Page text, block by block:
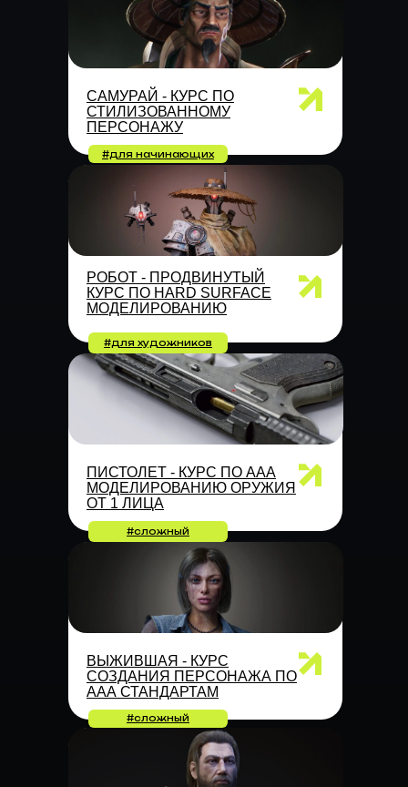
САМУРАЙ - КУРС ПО
СТИЛИЗОВАННОМУ
ПЕРСОНАЖУ
#для начинающих
РОБОТ - ПРОДВИНУТЫЙ
КУРС ПО HARD SURFACE
МОДЕЛИРОВАНИЮ
#для художников
ПИСТОЛЕТ - КУРС ПО ААА
МОДЕЛИРОВАНИЮ ОРУЖИЯ
ОТ 1 ЛИЦА
#сложный
ВЫЖИВШАЯ - КУРС
СОЗДАНИЯ ПЕРСОНАЖА ПО
ААА СТАНДАРТАМ
#сложный